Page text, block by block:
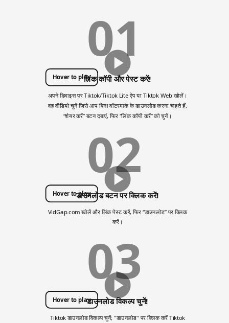
01
Hover to playलिंक कॉपी और पेस्ट करें!
अपने डिवाइस पर Tiktok/Tiktok Lite ऐप या Tiktok Web खोलें।
वह वीडियो चुनें जिसे आप बिना वॉटरमार्क के डाउनलोड करना चाहते हैं,
“शेयर करें” बटन दबाएं, फिर “लिंक कॉपी करें” को चुनें।
02
Hover to playडाउनलोड बटन पर क्लिक करें!
VidGap.com खोलें और लिंक पेस्ट करें, फिर “डाउनलोड” पर क्लिक
करें।
03
Hover to playडाउनलोड विकल्प चुनें!
Tiktok डाउनलोड विकल्प चुनें; "डाउनलोड" पर क्लिक करें Tiktok